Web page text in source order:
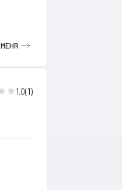
MEHR
1.0(1)